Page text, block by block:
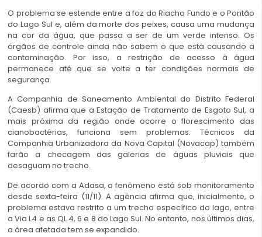
O problema se estende entre a foz do Riacho Fundo e o Pontão
do Lago Sul e, além da morte dos peixes, causa uma mudança
na cor da água, que passa a ser de um verde intenso. Os
órgãos de controle ainda não sabem o que está causando a
contaminação. Por isso, a restrição de acesso à água
permanece até que se volte a ter condições normais de
segurança.
A Companhia de Saneamento Ambiental do Distrito Federal
(Caesb) afirma que a Estação de Tratamento de Esgoto Sul, a
mais próxima da região onde ocorre o florescimento das
cianobactérias, funciona sem problemas. Técnicos da
Companhia Urbanizadora da Nova Capital (Novacap) também
farão a checagem das galerias de águas pluviais que
desaguam no trecho.
De acordo com a Adasa, o fenômeno está sob monitoramento
desde sexta-feira (11/11). A agência afirma que, inicialmente, o
problema estava restrito a um trecho específico do lago, entre
a Via L4 e as QL 4, 6 e 8 do Lago Sul. No entanto, nos últimos dias,
a área afetada tem se expandido.